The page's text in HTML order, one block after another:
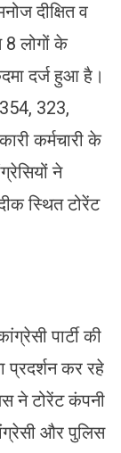
दीक्षित व
8 लोगों के
दर्ज हुआ है।
323,
कर्मचारी के
ने
स्थित टोरेंट
पार्टी की
प्रदर्शन कर रहे
ने टोरेंट कंपनी
और पुलिस